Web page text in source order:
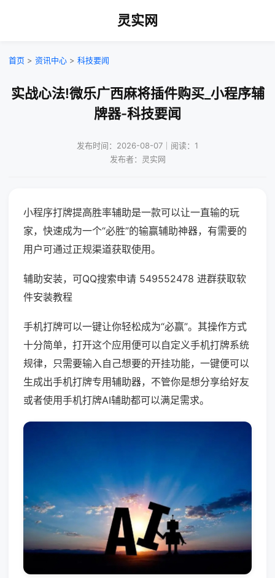
灵实网
首页 > 资讯中心 > 科技要闻
实战心法!微乐广西麻将插件购买_小程序辅
牌器-科技要闻
发布时间：2026-08-07｜阅读：1
发布者：灵实网
小程序打牌提高胜率辅助是一款可以让一直输的玩
家，快速成为一个“必胜”的输赢辅助神器，有需要的
用户可通过正规渠道获取使用。
辅助安装，可QQ搜索申请 549552478 进群获取软
件安装教程
手机打牌可以一键让你轻松成为“必赢”。其操作方式
十分简单，打开这个应用便可以自定义手机打牌系统
规律，只需要输入自己想要的开挂功能，一键便可以
生成出手机打牌专用辅助器，不管你是想分享给好友
或者使用手机打牌AI辅助都可以满足需求。